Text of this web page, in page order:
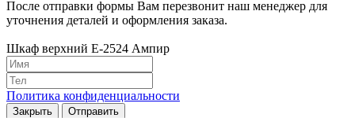
После отправки формы Вам перезвонит наш менеджер для
уточнения деталей и оформления заказа.
Шкаф верхний Е-2524 Ампир
Политика конфиденциальности
Закрыть
Отправить